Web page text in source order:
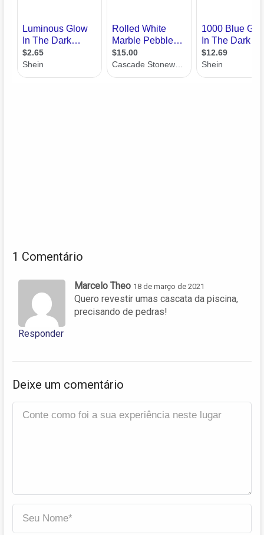
1 Comentário
Marcelo Theo 18 de março de 2021
Quero revestir umas cascata da piscina,
precisando de pedras!
Responder
Deixe um comentário